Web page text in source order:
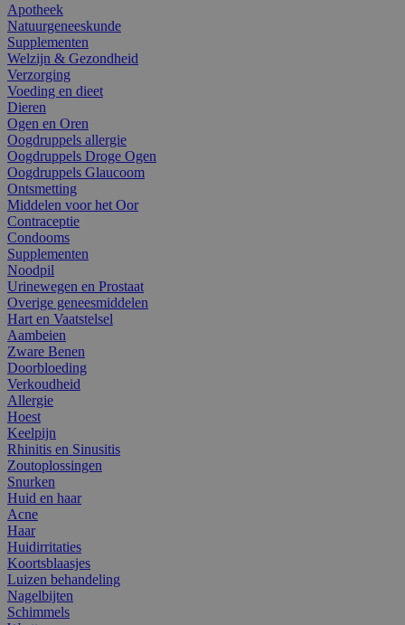
Apotheek
Natuurgeneeskunde
Supplementen
Welzijn & Gezondheid
Verzorging
Voeding en dieet
Dieren
Ogen en Oren
Oogdruppels allergie
Oogdruppels Droge Ogen
Oogdruppels Glaucoom
Ontsmetting
Middelen voor het Oor
Contraceptie
Condooms
Supplementen
Noodpil
Urinewegen en Prostaat
Overige geneesmiddelen
Hart en Vaatstelsel
Aambeien
Zware Benen
Doorbloeding
Verkoudheid
Allergie
Hoest
Keelpijn
Rhinitis en Sinusitis
Zoutoplossingen
Snurken
Huid en haar
Acne
Haar
Huidirritaties
Koortsblaasjes
Luizen behandeling
Nagelbijten
Schimmels